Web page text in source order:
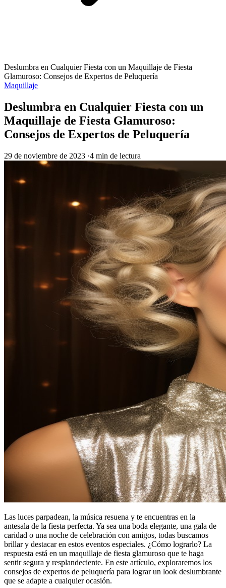
Deslumbra en Cualquier Fiesta con un Maquillaje de Fiesta
Glamuroso: Consejos de Expertos de Peluquería
Maquillaje
Deslumbra en Cualquier Fiesta con un
Maquillaje de Fiesta Glamuroso:
Consejos de Expertos de Peluquería
29 de noviembre de 2023 ·4 min de lectura
Las luces parpadean, la música resuena y te encuentras en la
antesala de la fiesta perfecta. Ya sea una boda elegante, una gala de
caridad o una noche de celebración con amigos, todas buscamos
brillar y destacar en estos eventos especiales. ¿Cómo lograrlo? La
respuesta está en un maquillaje de fiesta glamuroso que te haga
sentir segura y resplandeciente. En este artículo, exploraremos los
consejos de expertos de peluquería para lograr un look deslumbrante
que se adapte a cualquier ocasión.